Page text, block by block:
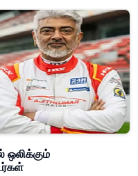
ஒலிக்கும்